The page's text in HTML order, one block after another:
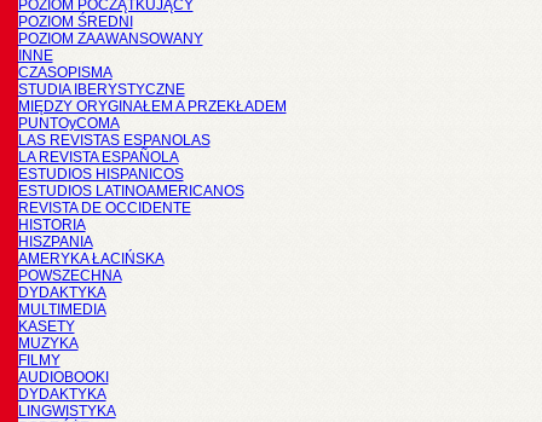
POZIOM POCZĄTKUJĄCY
POZIOM ŚREDNI
POZIOM ZAAWANSOWANY
INNE
CZASOPISMA
STUDIA IBERYSTYCZNE
MIĘDZY ORYGINAŁEM A PRZEKŁADEM
PUNTOyCOMA
LAS REVISTAS ESPANOLAS
LA REVISTA ESPAÑOLA
ESTUDIOS HISPANICOS
ESTUDIOS LATINOAMERICANOS
REVISTA DE OCCIDENTE
HISTORIA
HISZPANIA
AMERYKA ŁACIŃSKA
POWSZECHNA
DYDAKTYKA
MULTIMEDIA
KASETY
MUZYKA
FILMY
AUDIOBOOKI
DYDAKTYKA
LINGWISTYKA